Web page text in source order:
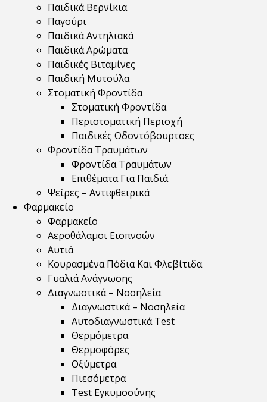
Παιδικά Βερνίκια
Παγούρι
Παιδικά Αντηλιακά
Παιδικά Αρώματα
Παιδικές Βιταμίνες
Παιδική Μυτούλα
Στοματική Φροντίδα
Στοματική Φροντίδα
Περιστοματική Περιοχή
Παιδικές Οδοντόβουρτσες
Φροντίδα Τραυμάτων
Φροντίδα Τραυμάτων
Επιθέματα Για Παιδιά
Ψείρες – Αντιφθειρικά
Φαρμακείο
Φαρμακείο
Αεροθάλαμοι Εισπνοών
Αυτιά
Κουρασμένα Πόδια Και Φλεβίτιδα
Γυαλιά Ανάγνωσης
Διαγνωστικά – Νοσηλεία
Διαγνωστικά – Νοσηλεία
Αυτοδιαγνωστικά Test
Θερμόμετρα
Θερμοφόρες
Οξύμετρα
Πιεσόμετρα
Test Εγκυμοσύνης